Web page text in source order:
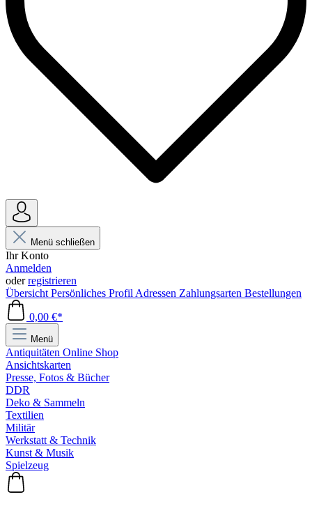
Menü schließen
Ihr Konto
Anmelden
oderregistrieren
Übersicht Persönliches Profil Adressen Zahlungsarten Bestellungen
0,00 €*
Menü
Antiquitäten Online Shop
Ansichtskarten
Presse, Fotos & Bücher
DDR
Deko & Sammeln
Textilien
Militär
Werkstatt & Technik
Kunst & Musik
Spielzeug